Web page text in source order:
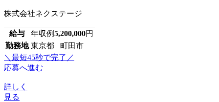
株式会社ネクステージ
給与 年収例5,200,000円
勤務地 東京都 町田市
＼最短45秒で完了／
応募へ進む
詳しく
見る